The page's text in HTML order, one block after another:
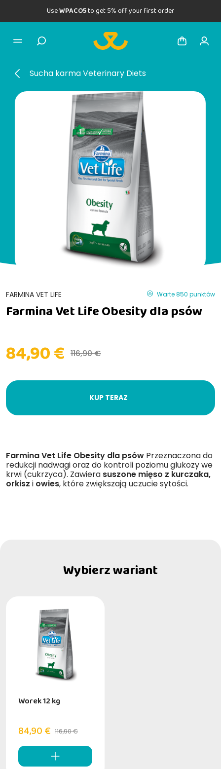
UseWPACO5to get 5% off your first order
Sucha karma Veterinary Diets
FARMINA VET LIFE Warte 850 punktów
Farmina Vet Life Obesity dla psów
84,90 € 116,90 €
KUP TERAZ
Farmina Vet Life Obesity dla psów Przeznaczona do
redukcji nadwagi oraz do kontroli poziomu glukozy we
krwi (cukrzyca). Zawiera suszone mięso z kurczaka,
orkisz i owies, które zwiększają uczucie sytości.
Wybierz wariant
Worek 12 kg
84,90 € 116,90 €